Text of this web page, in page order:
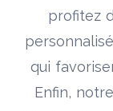
profitez
qui
Enfin, notre